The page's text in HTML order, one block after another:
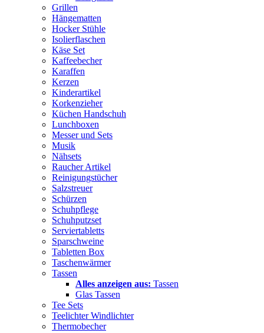
Grillen
Hängematten
Hocker Stühle
Isolierflaschen
Käse Set
Kaffeebecher
Karaffen
Kerzen
Kinderartikel
Korkenzieher
Küchen Handschuh
Lunchboxen
Messer und Sets
Musik
Nähsets
Raucher Artikel
Reinigungstücher
Salzstreuer
Schürzen
Schuhpflege
Schuhputzset
Serviertabletts
Sparschweine
Tabletten Box
Taschenwärmer
Tassen
Alles anzeigen aus: Tassen
Glas Tassen
Tee Sets
Teelichter Windlichter
Thermobecher